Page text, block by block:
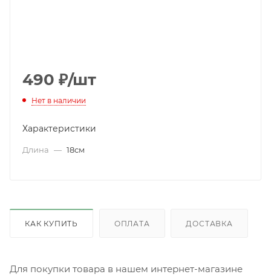
490 ₽/шт
Нет в наличии
Характеристики
Длина — 18см
КАК КУПИТЬ ОПЛАТА ДОСТАВКА
Для покупки товара в нашем интернет-магазине